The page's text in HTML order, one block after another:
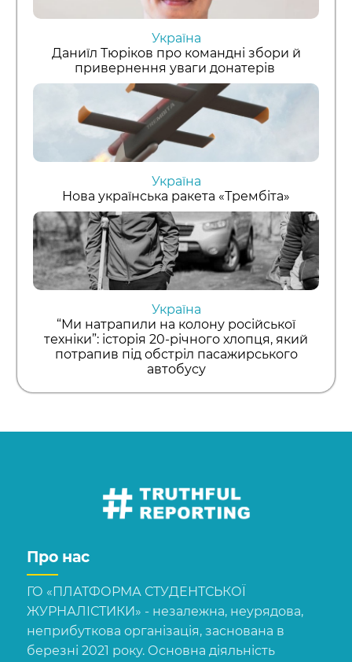
Україна
Даниїл Тюріков про командні збори й
привернення уваги донатерів
Україна
Нова українська ракета «Трембіта»
Україна
“Ми натрапили на колону російської
техніки”: історія 20-річного хлопця, який
потрапив під обстріл пасажирського
автобусу
Про нас
ГО «ПЛАТФОРМА СТУДЕНТСЬКОЇ
ЖУРНАЛІСТИКИ» - незалежна, неурядова,
неприбуткова організація, заснована в
березні 2021 року. Основна діяльність